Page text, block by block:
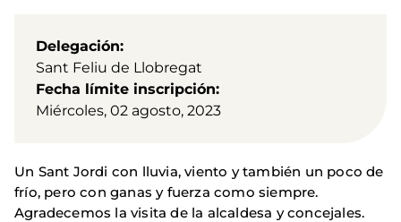
Delegación
Sant Feliu de Llobregat
Fecha límite inscripción
Miércoles, 02 agosto, 2023
Un Sant Jordi con lluvia, viento y también un poco de
frío, pero con ganas y fuerza como siempre.
Agradecemos la visita de la alcaldesa y concejales.